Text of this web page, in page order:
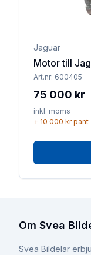
Jaguar
Motor till
Art.nr: 600405
75 000 kr
inkl. moms
+ 10 000 krpant
Om Svea
Svea Bildelar